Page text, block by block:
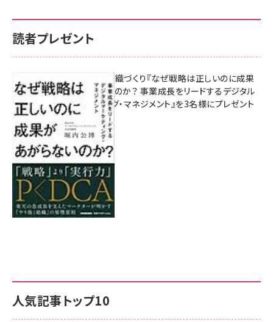
人気記事トップ10
読者プレゼント
成果を生む組織づくり『なぜ戦略は正しいのに成果
があがらないのか？ 事業成長をリードするデジタル
マーケティング・マネジメント』を3名様にプレゼント
8月7日 10:00